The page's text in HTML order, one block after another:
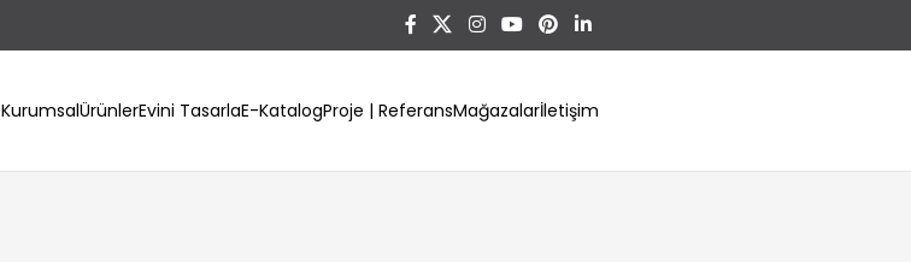
KurumsalÜrünlerEvini TasarlaE-KatalogProje | ReferansMağazalarİletişim